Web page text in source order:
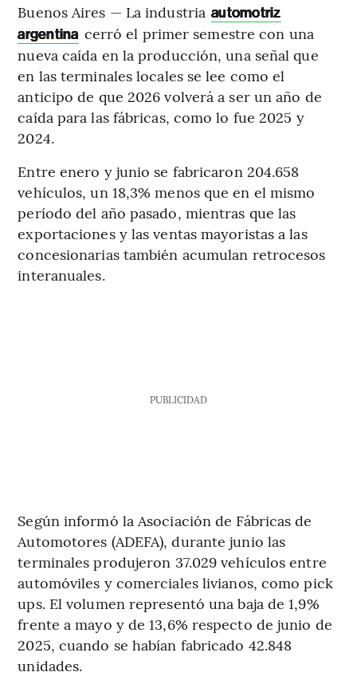
Buenos Aires — La industria automotriz
argentina cerró el primer semestre con una
nueva caída en la producción, una señal que
en las terminales locales se lee como el
anticipo de que 2026 volverá a ser un año de
caída para las fábricas, como lo fue 2025 y
2024.
Entre enero y junio se fabricaron 204.658
vehículos, un 18,3% menos que en el mismo
período del año pasado, mientras que las
exportaciones y las ventas mayoristas a las
concesionarias también acumulan retrocesos
interanuales.
PUBLICIDAD
Según informó la Asociación de Fábricas de
Automotores (ADEFA), durante junio las
terminales produjeron 37.029 vehículos entre
automóviles y comerciales livianos, como pick
ups. El volumen representó una baja de 1,9%
frente a mayo y de 13,6% respecto de junio de
2025, cuando se habían fabricado 42.848
unidades.